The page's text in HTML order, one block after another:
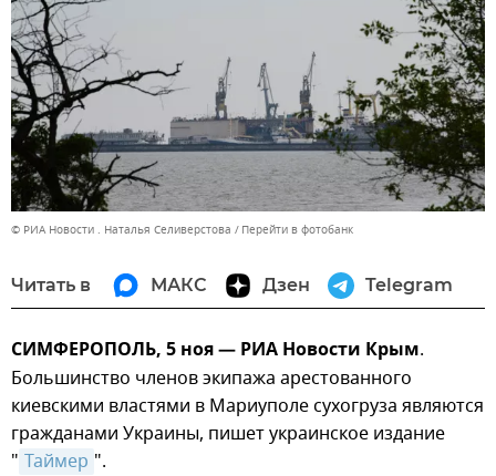
© РИА Новости . Наталья Селиверстова Перейти в фотобанк
Читать в МАКС Дзен Telegram
СИМФЕРОПОЛЬ, 5 ноя — РИА Новости Крым.
Большинство членов экипажа арестованного
киевскими властями в Мариуполе сухогруза являются
гражданами Украины, пишет украинское издание
" Таймер ".